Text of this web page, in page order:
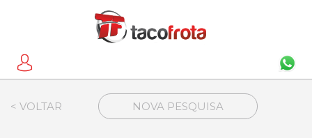
< VOLTAR NOVA PESQUISA